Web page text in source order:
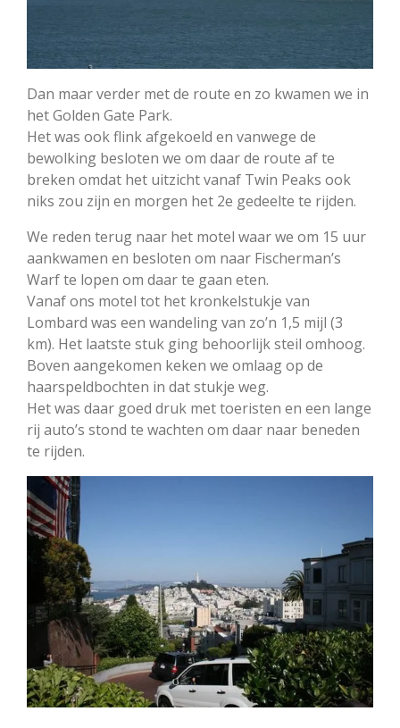
Dan maar verder met de route en zo kwamen we in
het Golden Gate Park.
Het was ook flink afgekoeld en vanwege de
bewolking besloten we om daar de route af te
breken omdat het uitzicht vanaf Twin Peaks ook
niks zou zijn en morgen het 2e gedeelte te rijden.
We reden terug naar het motel waar we om 15 uur
aankwamen en besloten om naar Fischerman’s
Warf te lopen om daar te gaan eten.
Vanaf ons motel tot het kronkelstukje van
Lombard was een wandeling van zo’n 1,5 mijl (3
km). Het laatste stuk ging behoorlijk steil omhoog.
Boven aangekomen keken we omlaag op de
haarspeldbochten in dat stukje weg.
Het was daar goed druk met toeristen en een lange
rij auto’s stond te wachten om daar naar beneden
te rijden.